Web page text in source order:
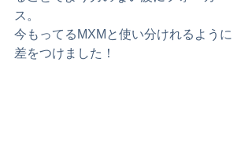
ス。
今もってるMXMと使い分けれるように
差をつけました！